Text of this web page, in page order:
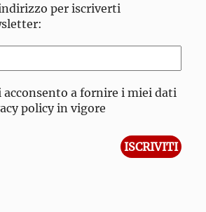
per iscriverti
a fornire i miei dati
policy in vigore